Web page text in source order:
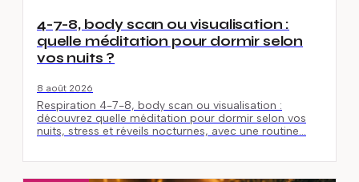
4-7-8, body scan ou visualisation :
quelle méditation pour dormir selon
vos nuits ?
8 août 2026
Respiration 4-7-8, body scan ou visualisation :
découvrez quelle méditation pour dormir selon vos
nuits, stress et réveils nocturnes, avec une routine…